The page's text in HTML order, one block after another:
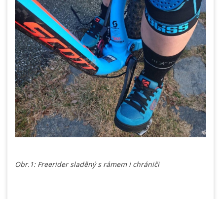
Obr.1: Freerider sladěný s rámem i chrániči